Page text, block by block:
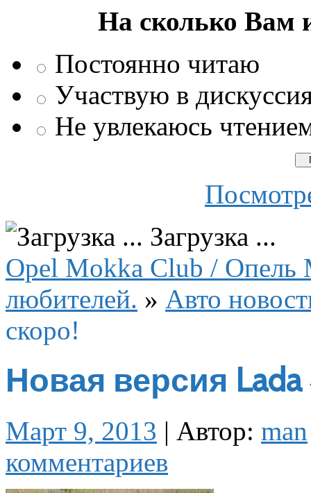
На сколько Вам
Постоянно читаю
Участвую в
Не увлекаюсь
Загрузка ...
Opel Mokka Club / Опель
любителей. » Авто
скоро!
Новая версия
Март 9, 2013 | Автор: man
комментариев